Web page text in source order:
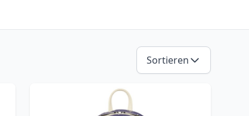
Sortieren